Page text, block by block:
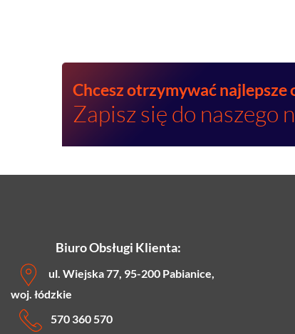
Chcesz otrzymywać najlepsze
Zapisz się do naszego
Biuro Obsługi Klienta:
ul. Wiejska 77, 95-200 Pabianice,
woj. łódzkie
570 360 570